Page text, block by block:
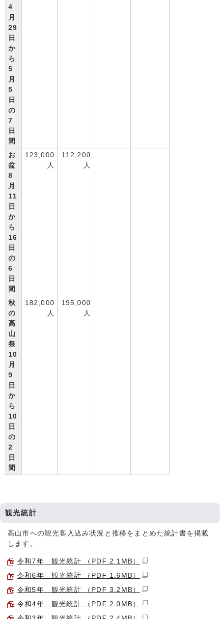
4
月
29
日
か
ら
5
月
5
日
の
7
日
間
お
盆
8
月
11
日
か
ら
16
日
の
6
日
間
123,000
人
112,200
人
秋
の
高
山
祭
10
月
9
日
か
ら
10
日
の
2
日
間
182,000
人
195,000
人
観光統計
高山市への観光客入込み状況と推移をまとめた統計書を掲載
します。
令和7年 観光統計 （PDF 2.1MB）
令和6年 観光統計 （PDF 1.6MB）
令和5年 観光統計 （PDF 3.2MB）
令和4年 観光統計 （PDF 2.0MB）